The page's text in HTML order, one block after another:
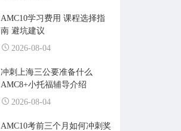
AMC10学习费用 课程选择指
南 避坑建议
2026-08-04
冲刺上海三公要准备什么
AMC8+小托福辅导介绍
2026-08-04
AMC10考前三个月如何冲刺奖